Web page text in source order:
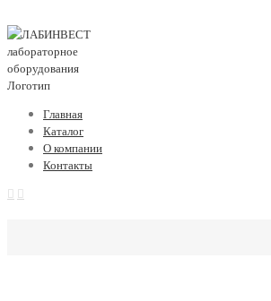
Главная
Каталог
О компании
Контакты